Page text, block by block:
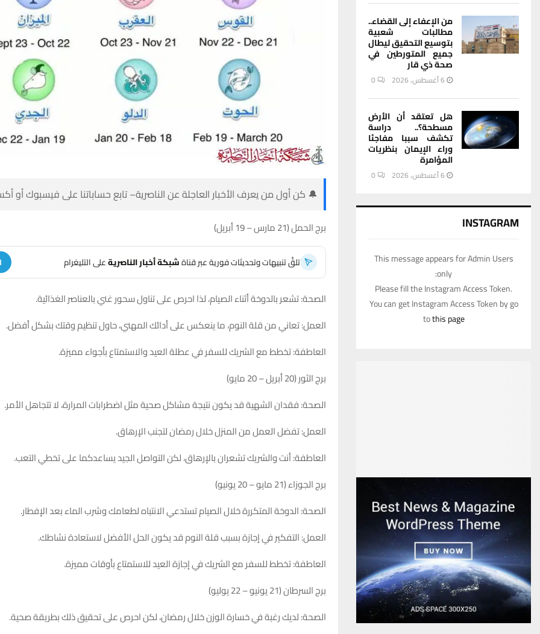
🔔 كن أول من يعرف الأخبار العاجلة عن الناصرية– تابع حساباتنا على فيسبوك أو
برج الحمل (21 مارس – 19 أبريل)
تلقَّ تنبيهات وتحديثات فورية عبر قناةشبكة أخبار الناصريةعلى التليغرام
الصحة: تشعر بالدوخة أثناء الصيام، لذا احرص على تناول سحور غني بالعناصر الغذائية.
العمل: تعاني من قلة النوم، ما ينعكس على أدائك المهني، حاول تنظيم وقتك بشكل أفضل.
العاطفة: تخطط مع الشريك للسفر في عطلة العيد والاستمتاع بأجواء مميزة.
برج الثور (20 أبريل – 20 مايو)
الصحة: فقدان الشهية قد يكون نتيجة مشاكل صحية مثل اضطرابات المرارة، لا تتجاهل الأمر.
العمل: تفضل العمل من المنزل خلال رمضان لتجنب الإرهاق.
العاطفة: أنت والشريك تشعران بالإرهاق، لكن التواصل الجيد يساعدكما على تخطي التعب.
برج الجوزاء (21 مايو – 20 يونيو)
الصحة: الدوخة المتكررة خلال الصيام تستدعي الانتباه لطعامك وشرب الماء بعد الإفطار.
العمل: التفكير في إجازة بسبب قلة النوم قد يكون الحل الأفضل لاستعادة نشاطك.
العاطفة: تخطط للسفر مع الشريك في إجازة العيد للاستمتاع بأوقات مميزة.
برج السرطان (21 يونيو – 22 يوليو)
الصحة: لديك رغبة في خسارة الوزن خلال رمضان، لكن احرص على تحقيق ذلك بطريقة صحية.
من الإعفاء إلى القضاء..
مطالبات شعبية
بتوسيع التحقيق ليطال
جميع المتورطين في
صحة ذي قار
6 أغسطس، 2026 0
هل تعتقد أن الأرض
مسطحة؟.. دراسة
تكشف سببا مفاجئا
وراء الإيمان بنظريات
المؤامرة
6 أغسطس، 2026 0
INSTAGRAM
This message appears for Admin Users
only:
Please fill the Instagram Access Token.
You can get Instagram Access Token by go
tothis page